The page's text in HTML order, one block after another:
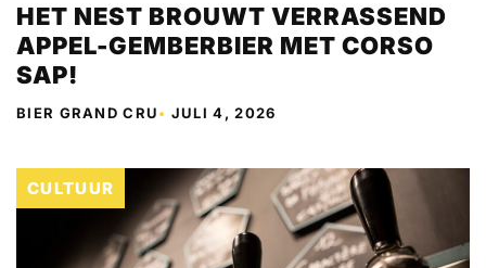
HET NEST BROUWT VERRASSEND
APPEL-GEMBERBIER MET CORSO
SAP!
BIER GRAND CRU• JULI 4, 2026
CULTUUR